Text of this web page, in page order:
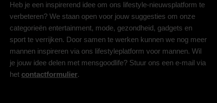
Heb je een inspirerend idee om ons lifestyle-nieuwsplatform te
verbeteren? We staan open voor jouw suggesties om onze
categorieën entertainment, mode, gezondheid, gadgets en
sport te verrijken. Door samen te werken kunnen we nog meer
mannen inspireren via ons lifestyleplatform voor mannen. Wil
je jouw idee delen met mensgoodlife? Stuur ons een e-mail via
het contactformulier.